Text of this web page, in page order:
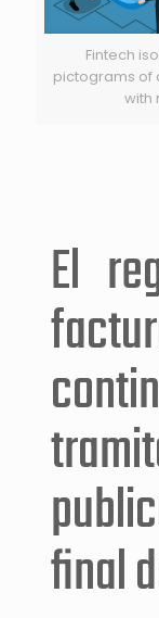
Fintech
pictograms of
with
El
final